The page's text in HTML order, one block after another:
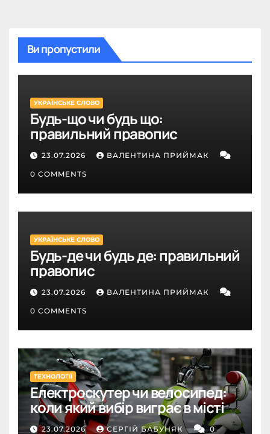
Ви пропустили
УКРАЇНСЬКЕ СЛОВО
Будь-що чи будь що:
правильний правопис
23.07.2026 ВАЛЕНТИНА ПРИЙМАК
0 COMMENTS
УКРАЇНСЬКЕ СЛОВО
Будь-де чи будь де: правильний
правопис
23.07.2026 ВАЛЕНТИНА ПРИЙМАК
0 COMMENTS
ТЕХНОЛОГІЇ
Електроскутер чи велосипед:
коли який вибір виграє в місті
23.07.2026 СЕРГІЙ БАБУНЯК 0